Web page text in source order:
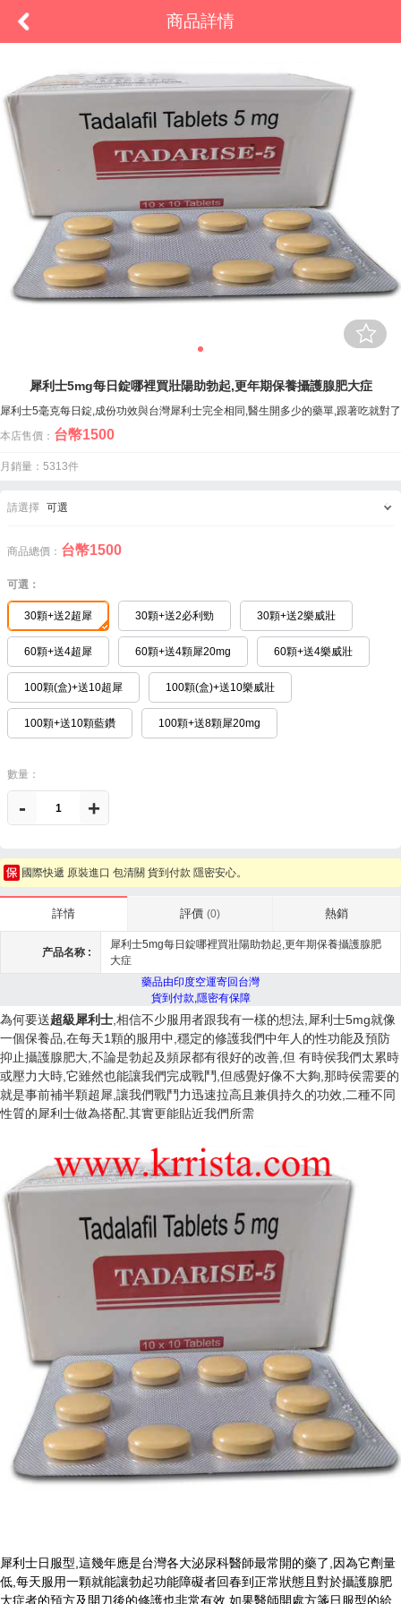
商品詳情
犀利士5mg每日錠哪裡買壯陽助勃起,更年期保養攝護腺肥大症
犀利士5毫克每日錠,成份功效與台灣犀利士完全相同,醫生開多少的藥單,跟著吃就對了
本店售價： 台幣1500
月銷量：5313件
請選擇 可選
商品總價： 台幣1500
可選：
30顆+送2超犀 30顆+送2必利勁 30顆+送2樂威壯
60顆+送4超犀 60顆+送4顆犀20mg 60顆+送4樂威壯
100顆(盒)+送10超犀 100顆(盒)+送10樂威壯
100顆+送10顆藍鑽 100顆+送8顆犀20mg
數量：
- +
國際快遞 原裝進口 包清關 貨到付款 隱密安心。
詳情 評價 (0) 熱銷
产品名称 :
犀利士5mg每日錠哪裡買壯陽助勃起,更年期保養攝護腺肥
大症
藥品由印度空運寄回台灣
貨到付款,隱密有保障
為何要送超級犀利士,相信不少服用者跟我有一樣的想法,犀利士5mg就像
一個保養品,在每天1顆的服用中,穩定的修護我們中年人的性功能及預防
抑止攝護腺肥大,不論是勃起及頻尿都有很好的改善,但 有時侯我們太累時
或壓力大時,它雖然也能讓我們完成戰鬥,但感覺好像不大夠,那時侯需要的
就是事前補半顆超犀,讓我們戰鬥力迅速拉高且兼俱持久的功效,二種不同
性質的犀利士做為搭配,其實更能貼近我們所需
犀利士日服型,這幾年應是台灣各大泌尿科醫師最常開的藥了,因為它劑量
低,每天服用一顆就能讓勃起功能障礙者回春到正常狀態且對於攝護腺肥
大症者的預方及開刀後的修護也非常有效,如果醫師開處方箋日服型的給